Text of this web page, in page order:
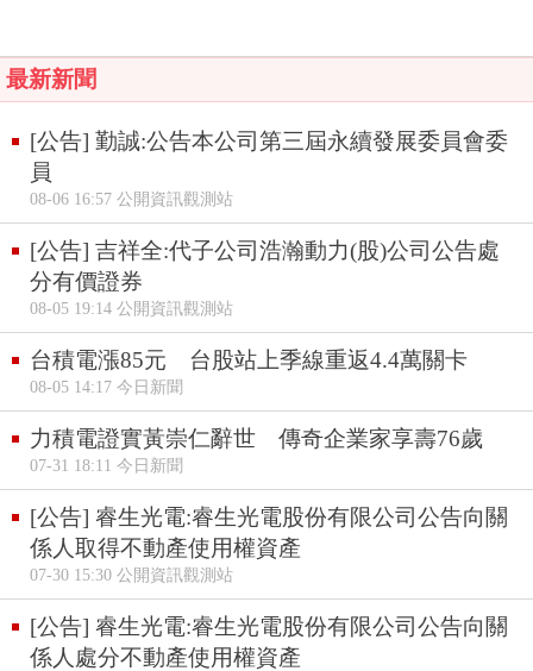
最新新聞
[公告] 勤誠:公告本公司第三屆永續發展委員會委
員
08-06 16:57 公開資訊觀測站
[公告] 吉祥全:代子公司浩瀚動力(股)公司公告處
分有價證券
08-05 19:14 公開資訊觀測站
台積電漲85元 台股站上季線重返4.4萬關卡
08-05 14:17 今日新聞
力積電證實黃崇仁辭世 傳奇企業家享壽76歲
07-31 18:11 今日新聞
[公告] 睿生光電:睿生光電股份有限公司公告向關
係人取得不動產使用權資產
07-30 15:30 公開資訊觀測站
[公告] 睿生光電:睿生光電股份有限公司公告向關
係人處分不動產使用權資產